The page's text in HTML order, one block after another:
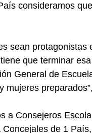
consideramos
sean protagonistas
que terminar
General de
mujeres
a Consejeros
de 1